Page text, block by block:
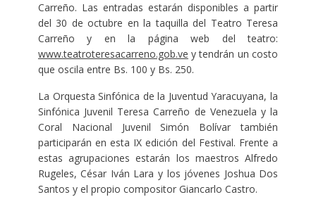
Carreño. Las entradas estarán disponibles a partir
del 30 de octubre en la taquilla del Teatro Teresa
Carreño y en la página web del teatro:
www.teatroteresacarreno.gob.ve y tendrán un costo
que oscila entre Bs. 100 y Bs. 250.
La Orquesta Sinfónica de la Juventud Yaracuyana, la
Sinfónica Juvenil Teresa Carreño de Venezuela y la
Coral Nacional Juvenil Simón Bolívar también
participarán en esta IX edición del Festival. Frente a
estas agrupaciones estarán los maestros Alfredo
Rugeles, César Iván Lara y los jóvenes Joshua Dos
Santos y el propio compositor Giancarlo Castro.